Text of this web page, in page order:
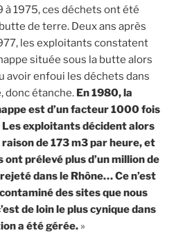
à 1975, ces déchets ont été
de terre. Deux ans après
les exploitants constatent
située sous la butte alors
avoir enfoui les déchets dans
donc étanche. En 1980, la
est d’un facteur 1000 fois
exploitants décident alors
de 173 m3 par heure, et
ont prélevé plus d’un million de
dans le Rhône… Ce n’est
des sites que nous
de loin le plus cynique dans
a été gérée. »